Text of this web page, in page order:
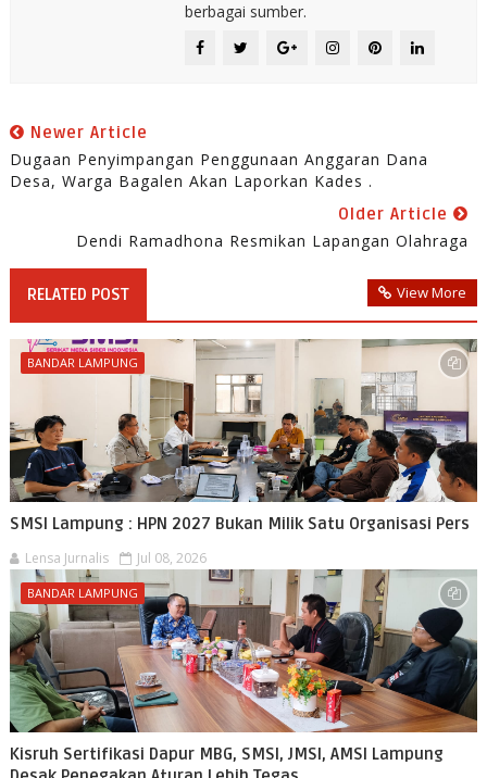
berbagai sumber.
Newer Article
Dugaan Penyimpangan Penggunaan Anggaran Dana
Desa, Warga Bagalen Akan Laporkan Kades .
Older Article
Dendi Ramadhona Resmikan Lapangan Olahraga
RELATED POST View More
BANDAR LAMPUNG
SMSI Lampung : HPN 2027 Bukan Milik Satu Organisasi Pers
Lensa Jurnalis Jul 08, 2026
BANDAR LAMPUNG
Kisruh Sertifikasi Dapur MBG, SMSI, JMSI, AMSI Lampung